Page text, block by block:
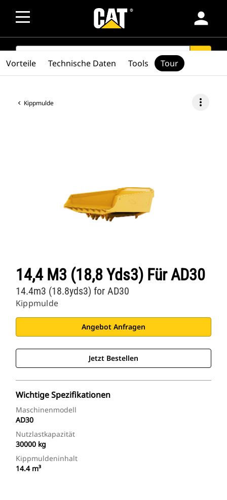
person
SEARCH
Kippmulde more_vert
14,4 M3 (18,8 Yds3) Für AD30
Kippmulde
14.4m3 (18.8yds3) for AD30
Angebot Anfragen
Jetzt Bestellen
Wichtige Spezifikationen
Maschinenmodell
AD30
Nutzlastkapazität
30000 kg
Kippmuldeninhalt
14.4 m³
Vorteile Technische Daten Tools Tour